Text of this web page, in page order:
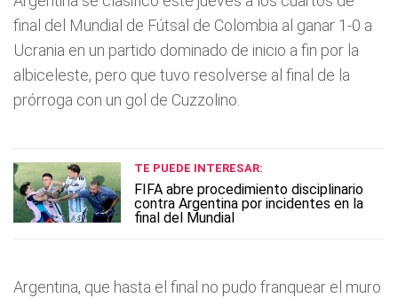
final del Mundial de Fútsal de Colombia al ganar 1-0 a
Ucrania en un partido dominado de inicio a fin por la
albiceleste, pero que tuvo resolverse al final de la
prórroga con un gol de Cuzzolino.
TE PUEDE INTERESAR:
FIFA abre procedimiento disciplinario
contra Argentina por incidentes en la
final del Mundial
Argentina, que hasta el final no pudo franquear el muro